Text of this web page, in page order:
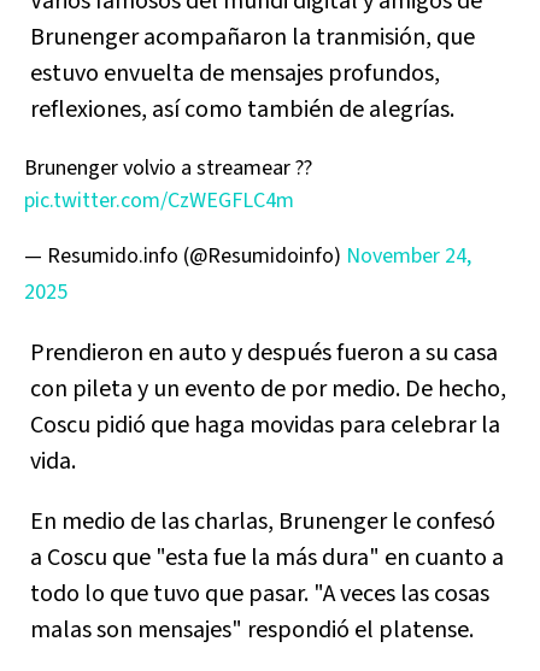
Brunenger acompañaron la tranmisión, que
estuvo envuelta de mensajes profundos,
reflexiones, así como también de alegrías.
Brunenger volvio a streamear ??
pic.twitter.com/CzWEGFLC4m
— Resumido.info (@Resumidoinfo) November 24,
2025
Prendieron en auto y después fueron a su casa
con pileta y un evento de por medio. De hecho,
Coscu pidió que haga movidas para celebrar la
vida.
En medio de las charlas, Brunenger le confesó
a Coscu que "esta fue la más dura" en cuanto a
todo lo que tuvo que pasar. "A veces las cosas
malas son mensajes" respondió el platense.